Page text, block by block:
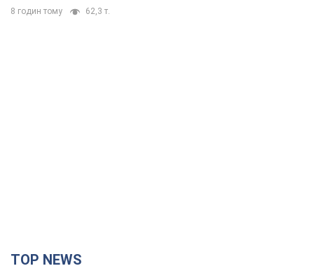
Армія Росії здійснила масовану атаку на Одесу: